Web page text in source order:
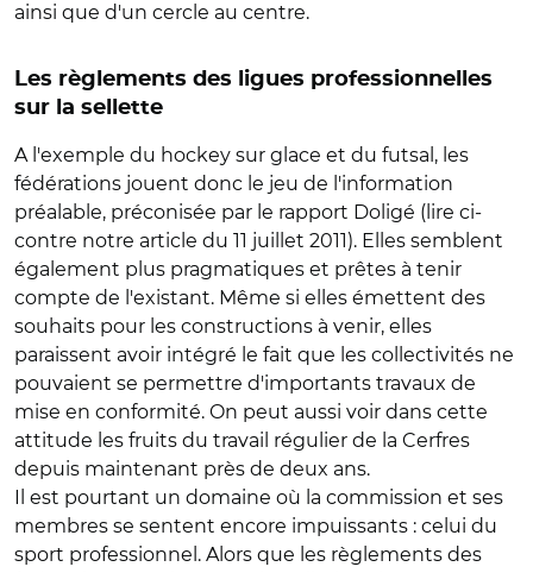
ainsi que d'un cercle au centre.
Les règlements des ligues professionnelles
sur la sellette
A l'exemple du hockey sur glace et du futsal, les
fédérations jouent donc le jeu de l'information
préalable, préconisée par le rapport Doligé (lire ci-
contre notre article du 11 juillet 2011). Elles semblent
également plus pragmatiques et prêtes à tenir
compte de l'existant. Même si elles émettent des
souhaits pour les constructions à venir, elles
paraissent avoir intégré le fait que les collectivités ne
pouvaient se permettre d'importants travaux de
mise en conformité. On peut aussi voir dans cette
attitude les fruits du travail régulier de la Cerfres
depuis maintenant près de deux ans.
Il est pourtant un domaine où la commission et ses
membres se sentent encore impuissants : celui du
sport professionnel. Alors que les règlements des